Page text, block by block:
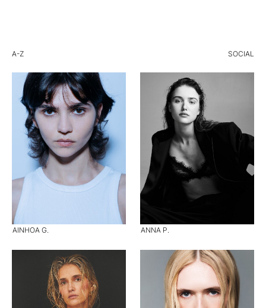
A-Z SOCIAL
AINHOA G. ANNA P.